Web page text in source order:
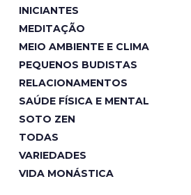
INICIANTES
MEDITAÇÃO
MEIO AMBIENTE E CLIMA
PEQUENOS BUDISTAS
RELACIONAMENTOS
SAÚDE FÍSICA E MENTAL
SOTO ZEN
TODAS
VARIEDADES
VIDA MONÁSTICA